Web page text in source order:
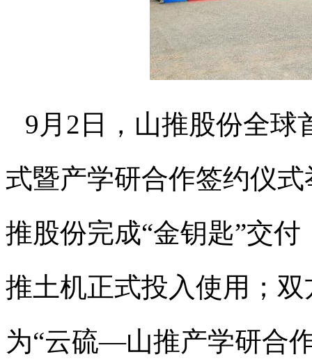
9 月 2 日，山推股份全球
式暨产学研合作签约仪
推股份完成“金钥匙”交
推土机正式投入使用；
为“云硫—山推产学研合